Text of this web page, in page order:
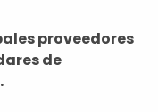
proveedores
de